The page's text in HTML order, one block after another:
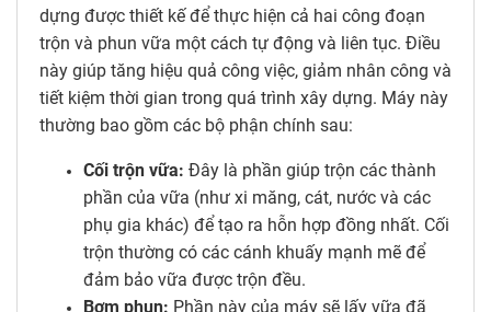
dựng được thiết kế để thực hiện cả hai công đoạn
trộn và phun vữa một cách tự động và liên tục. Điều
này giúp tăng hiệu quả công việc, giảm nhân công và
tiết kiệm thời gian trong quá trình xây dựng. Máy này
thường bao gồm các bộ phận chính sau:
Cối trộn vữa: Đây là phần giúp trộn các thành
phần của vữa (như xi măng, cát, nước và các
phụ gia khác) để tạo ra hỗn hợp đồng nhất. Cối
trộn thường có các cánh khuấy mạnh mẽ để
đảm bảo vữa được trộn đều.
Bơm phun: Phần này của máy sẽ lấy vữa đã